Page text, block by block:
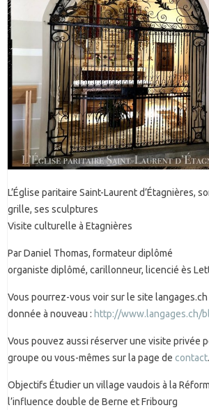
L’Église paritaire Saint-Laurent d’Étagnières,
grille, ses sculptures
Visite culturelle à Etagnières
Par Daniel Thomas, formateur diplômé
organiste diplômé, carillonneur, licencié ès
Vous pourrez-vous voir sur le site
donnée à nouveau : http://www.langages.ch/
Vous pouvez aussi réserver une visite privée
groupe ou vous-mêmes sur la page de contact.
Objectifs Étudier un village vaudois à la
l’influence double de Berne et Fribourg